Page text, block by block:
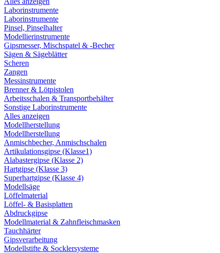
Laborinstrumente
Laborinstrumente
Pinsel, Pinselhalter
Modellierinstrumente
Gipsmesser, Mischspatel & -Becher
Sägen & Sägeblätter
Scheren
Zangen
Messinstrumente
Brenner & Lötpistolen
Arbeitsschalen & Transportbehälter
Sonstige Laborinstrumente
Alles anzeigen
Modellherstellung
Modellherstellung
Anmischbecher, Anmischschalen
Artikulationsgipse (Klasse1)
Alabastergipse (Klasse 2)
Hartgipse (Klasse 3)
Superhartgipse (Klasse 4)
Modellsäge
Löffelmaterial
Löffel- & Basisplatten
Abdruckgipse
Modellmaterial & Zahnfleischmasken
Tauchhärter
Gipsverarbeitung
Modellstifte & Socklersysteme